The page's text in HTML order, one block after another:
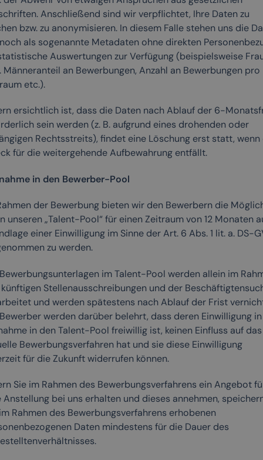
Anschließend sind wir verpflichtet, Ihre Daten zu
bzw. zu anonymisieren. In diesem Falle stehen uns die
als sogenannte Metadaten ohne direkten
Auswertungen zur Verfügung (beispielsweise
Männeranteil an Bewerbungen, Anzahl an Bewerbungen pro
etc.).
ersichtlich ist, dass die Daten nach Ablauf der 6-
sein werden (z. B. aufgrund eines drohenden oder
Rechtsstreits), findet eine Löschung erst statt, wenn
für die weitergehende Aufbewahrung entfällt.
in den Bewerber-Pool
der Bewerbung bieten wir den Bewerbern die
unseren „Talent-Pool“ für einen Zeitraum von 12 Monaten
einer Einwilligung im Sinne der Art. 6 Abs. 1 lit. a. DS-
zu werden.
im Talent-Pool werden allein im
Stellenausschreibungen und der
und werden spätestens nach Ablauf der Frist
werden darüber belehrt, dass deren Einwilligung
in den Talent-Pool freiwillig ist, keinen Einfluss auf das
Bewerbungsverfahren hat und sie diese Einwilligung
für die Zukunft widerrufen können.
Sie im Rahmen des Bewerbungsverfahrens ein Angebot
Anstellung bei uns erhalten und dieses annehmen,
Rahmen des Bewerbungsverfahrens erhobenen
Daten mindestens für die Dauer des